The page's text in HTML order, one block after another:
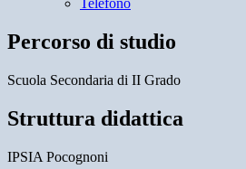
Telefono
Percorso di studio
Scuola Secondaria di II Grado
Struttura didattica
IPSIA Pocognoni